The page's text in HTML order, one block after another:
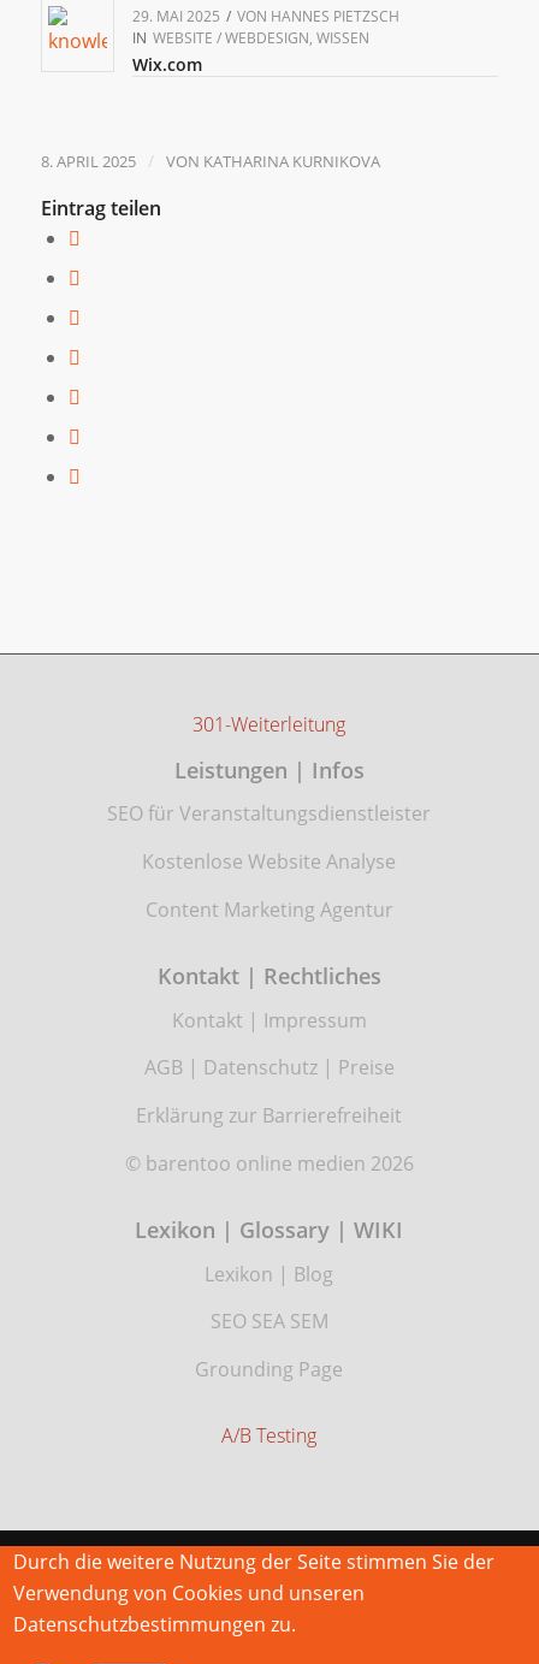
29. MAI 2025 / VON HANNES PIETZSCH
IN WEBSITE / WEBDESIGN, WISSEN
Wix.com
8. APRIL 2025 / VON KATHARINA KURNIKOVA
Eintrag teilen
301-Weiterleitung
Leistungen | Infos
SEO für Veranstaltungsdienstleister
Kostenlose Website Analyse
Content Marketing Agentur
Kontakt | Rechtliches
Kontakt | Impressum
AGB| Datenschutz| Preise
Erklärung zur Barrierefreiheit
© barentoo online medien 2026
Lexikon | Glossary | WIKI
Lexikon | Blog
SEO SEA SEM
Grounding Page
A/B Testing
Durch die weitere Nutzung der Seite stimmen Sie der
Verwendung von Cookies und unseren
Datenschutzbestimmungen zu.